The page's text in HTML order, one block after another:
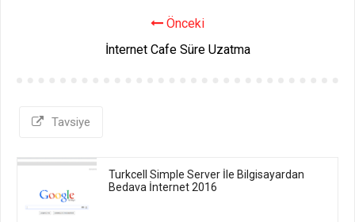
Önceki
İnternet Cafe Süre Uzatma
Tavsiye
Turkcell Simple Server İle Bilgisayardan
Bedava İnternet 2016